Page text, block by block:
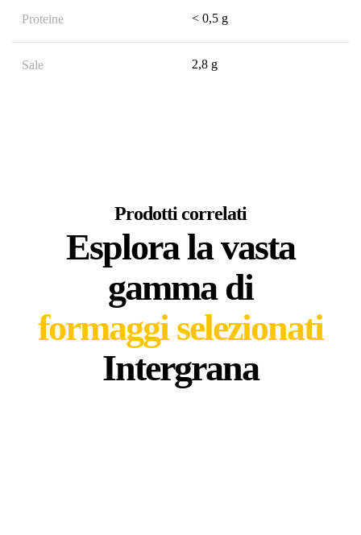
Proteine < 0,5 g
Sale 2,8 g
Prodotti correlati
Esplora la vasta
gamma di
formaggi selezionati
Intergrana